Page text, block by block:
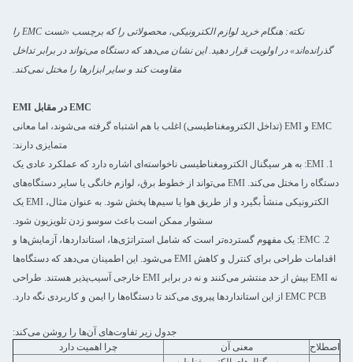
نکته: هنگام خرید لوازم الکترونیکی، محصولاتی را که برچسب «تست EMC را
گذرانده‌اند» در اولویت قرار دهید. این نشان می‌دهد که دستگاه می‌تواند در برابر تداخل
مقاومت کند و سایر ابزارها را مختل نمی‌کند.
EMC در مقابل EMI
EMC و EMI (تداخل الکترومغناطیسی) اغلب با هم اشتباه گرفته می‌شوند، اما معانی
متمایزی دارند:
1. EMI: به هر سیگنال الکترومغناطیسی ناخواسته‌ای اشاره دارد که عملکرد عادی یک
دستگاه را مختل می‌کند. EMI می‌تواند از خطوط برق، لوازم خانگی یا سایر دستگاه‌های
الکترونیکی منشأ بگیرد و از طریق هوا یا سیم‌ها پخش شود. به عنوان مثال، EMI یک
سشوار ممکن است باعث سوسو زدن تلویزیون شود.
2. EMC: یک مفهوم گسترده‌تر است که شامل استراتژی‌ها، استانداردها، آزمایش‌ها و
اقدامات طراحی برای کنترل و کاهش EMI می‌شود. این اطمینان می‌دهد که دستگاه‌ها
نه EMI بیش از حد منتشر می‌کنند و نه در برابر EMI خارجی آسیب‌پذیر هستند. طراحی
EMC PCB از این استانداردها پیروی می‌کند تا دستگاه‌ها را ایمن و کاربردی نگه دارد.
جدول زیر تفاوت‌های آن‌ها را روشن می‌کند:
اصطلاح
معنی آن چرا اهمیت دارد